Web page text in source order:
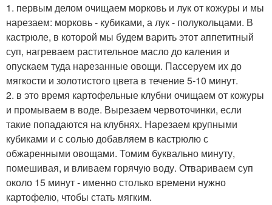
1. первым делом очищаем морковь и лук от кожуры и мы
нарезаем: морковь - кубиками, а лук - полукольцами. В
кастрюле, в которой мы будем варить этот аппетитный
суп, нагреваем растительное масло до каления и
опускаем туда нарезанные овощи. Пассеруем их до
мягкости и золотистого цвета в течение 5-10 минут.
2. в это время картофельные клубни очищаем от кожуры
и промываем в воде. Вырезаем червоточинки, если
такие попадаются на клубнях. Нарезаем крупными
кубиками и с солью добавляем в кастрюлю с
обжаренными овощами. Томим буквально минуту,
помешивая, и вливаем горячую воду. Отвариваем суп
около 15 минут - именно столько времени нужно
картофелю, чтобы стать мягким.